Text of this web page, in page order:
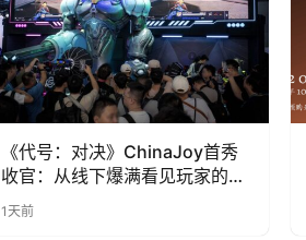
《代号：对决》ChinaJoy首秀
收官：从线下爆满看见玩家的真
实期待
1天前